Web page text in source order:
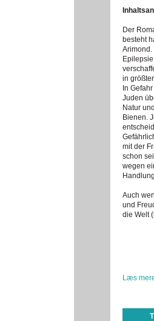
Der
besteht
Arimond.
in
In
Juden
Natur
Bienen.
mit der
schon
wegen
Auch
und
die Welt
Læs